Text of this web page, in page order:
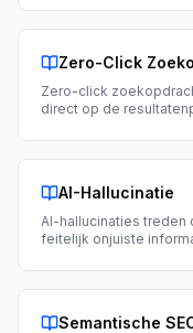
Zero-Click
Zero-click
direct op de
AI-Hallucinatie
AI-hallucinaties
feitelijk onjuiste
Semantische